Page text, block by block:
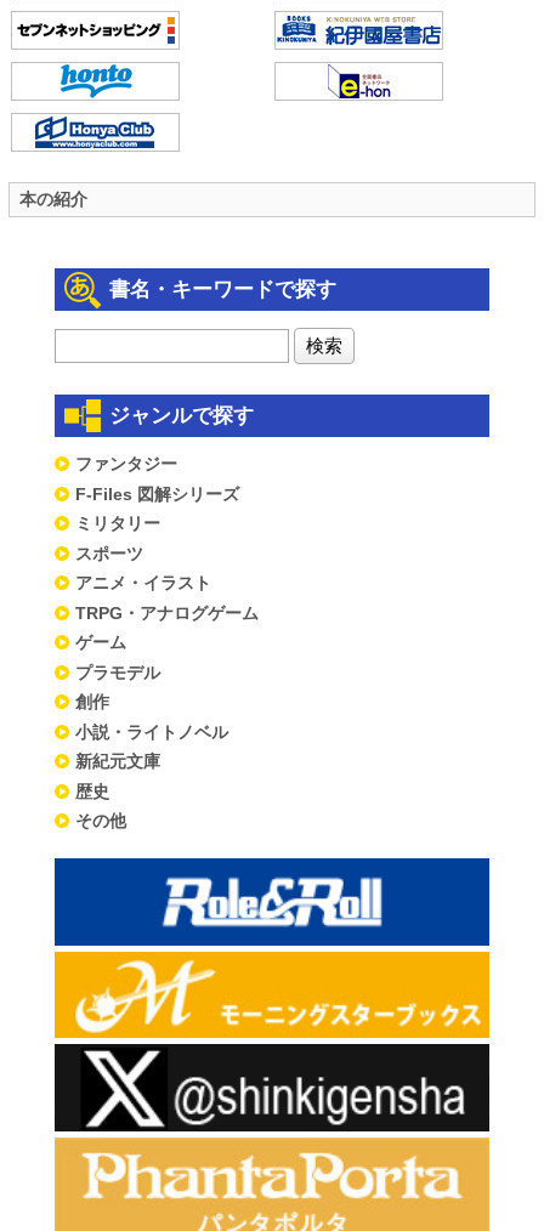
本の紹介
書名・キーワードで探す
ジャンルで探す
ファンタジー
F-Files 図解シリーズ
ミリタリー
スポーツ
アニメ・イラスト
TRPG・アナログゲーム
ゲーム
プラモデル
創作
小説・ライトノベル
新紀元文庫
歴史
その他